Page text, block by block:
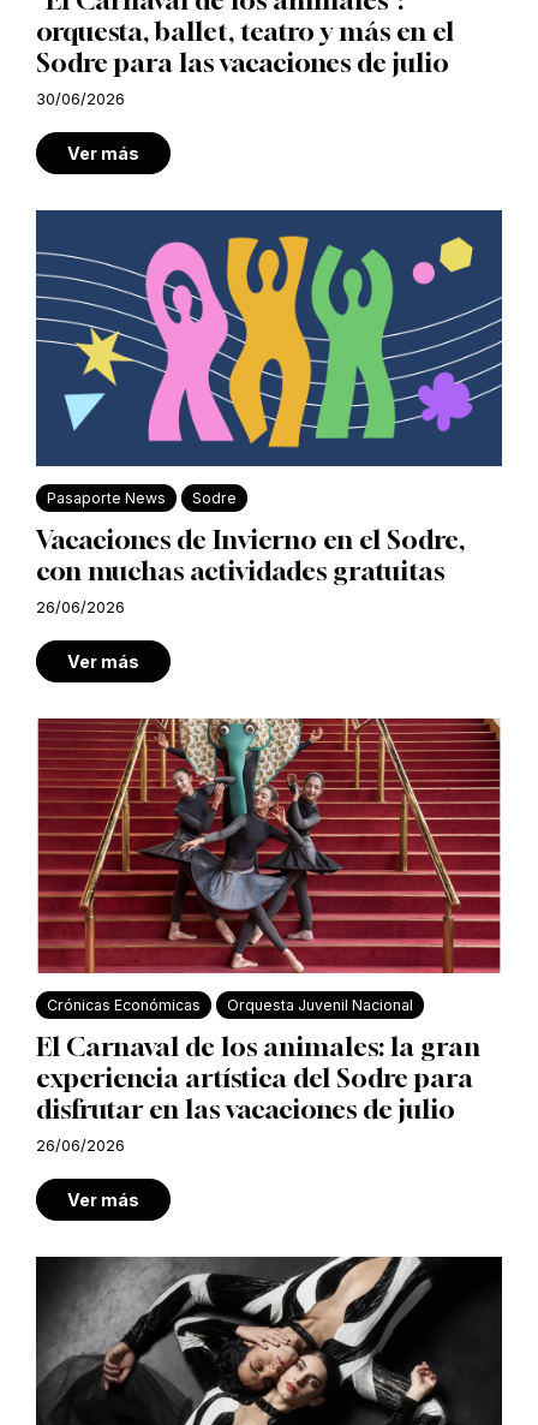
orquesta, ballet, teatro y más en el
Sodre para las vacaciones de julio
30/06/2026
Ver más
Pasaporte News Sodre
Vacaciones de Invierno en el Sodre,
con muchas actividades gratuitas
26/06/2026
Ver más
Crónicas Económicas Orquesta Juvenil Nacional
El Carnaval de los animales: la gran
experiencia artística del Sodre para
disfrutar en las vacaciones de julio
26/06/2026
Ver más